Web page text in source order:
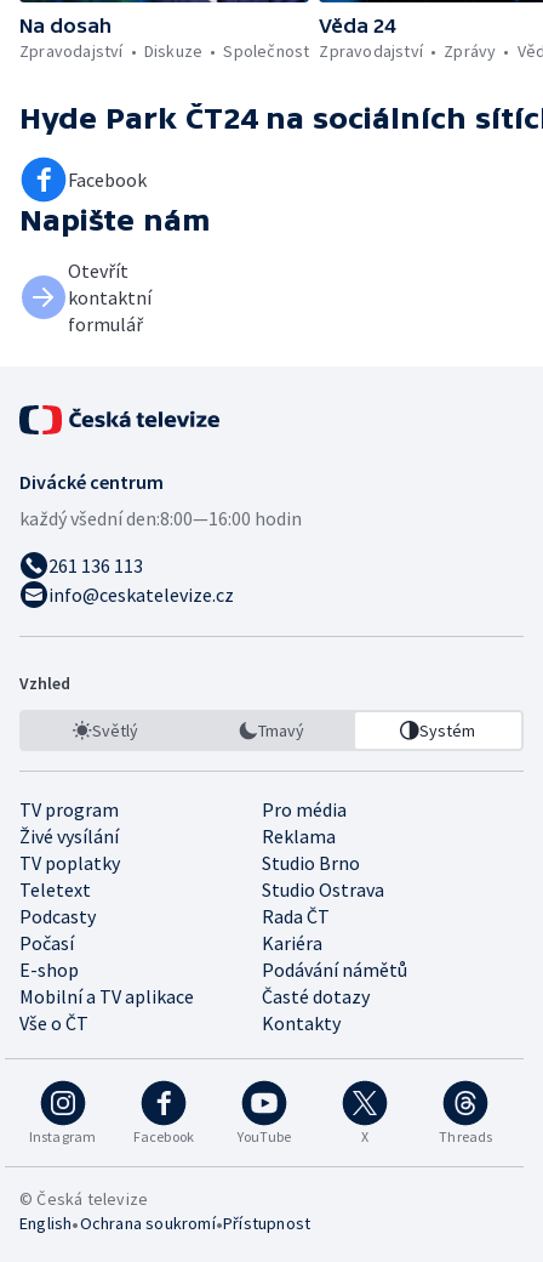
Na dosah
Zpravodajství
Diskuze Společnost
Věda 24
Zpravodajství
Zprávy
Hyde Park ČT24 na sociálních
Facebook
Napište nám
Otevřít
kontaktní
formulář
Divácké centrum
každý všední den:8:00—16:00 hodin
261 136 113
info@ceskatelevize.cz
Vzhled
Světlý Tmavý Systém
TV program
Pro média
Živé vysílání
Reklama
TV poplatky
Studio Brno
Teletext
Studio Ostrava
Podcasty
Rada ČT
Počasí
Kariéra
E-shop
Podávání námětů
Mobilní a TV aplikace
Časté dotazy
Vše o ČT
Kontakty
Instagram Facebook YouTube X Threads
© Česká televize
English•Ochrana soukromí•Přístupnost